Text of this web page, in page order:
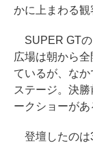
かに上まわる観
SUPER GTの
広場は朝から
ているが、な
ステージ。決
ークショーがあ
登壇したのは